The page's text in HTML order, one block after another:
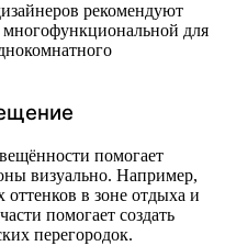
рекомендуют
многофункциональной для
помогает
визуально. Например,
в зоне отдыха и
помогает создать
перегородок.